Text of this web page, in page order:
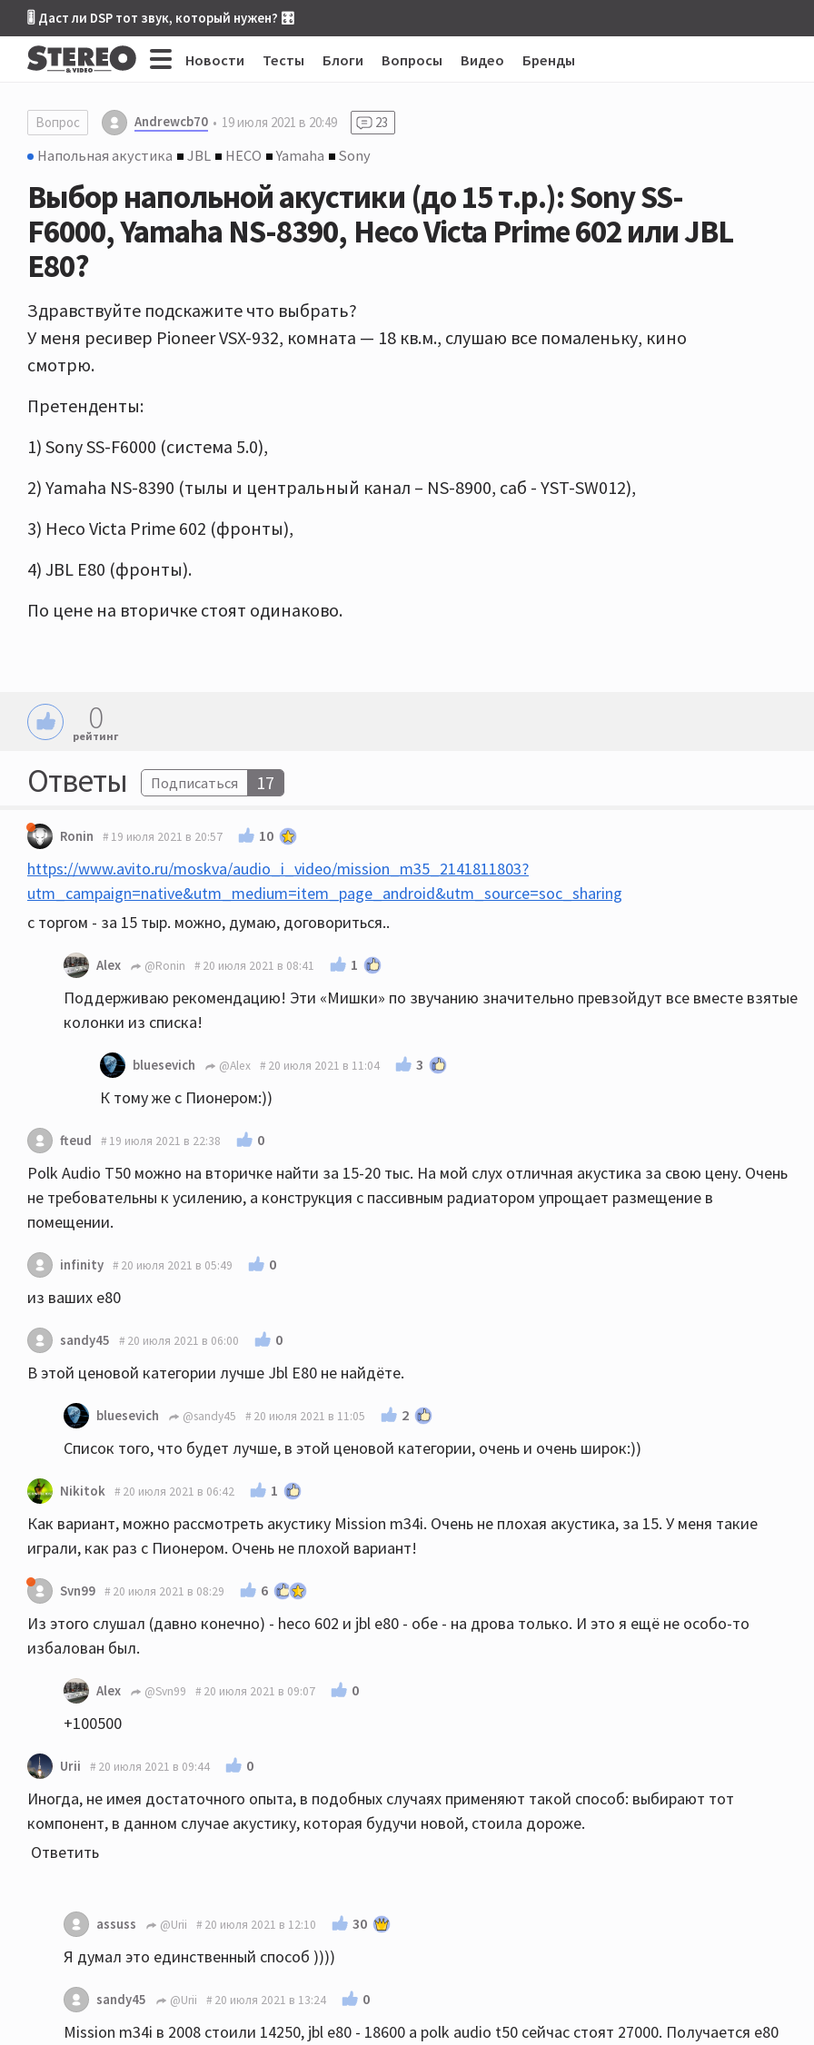
🎚 Даст ли DSP тот звук, который нужен? 🎛
Новости Тесты Блоги Вопросы Видео Бренды
Вопрос Andrewcb70 19 июля 2021 в 20:49 23
Напольная акустика JBL HECO Yamaha Sony
Выбор напольной акустики (до 15 т.р.): Sony SS-
F6000, Yamaha NS-8390, Heco Victa Prime 602 или JBL
E80?
Здравствуйте подскажите что выбрать?
У меня ресивер Pioneer VSX-932, комната — 18 кв.м., слушаю все помаленьку, кино
смотрю.
Претенденты:
1) Sony SS-F6000 (система 5.0),
2) Yamaha NS-8390 (тылы и центральный канал – NS-8900, саб - YST-SW012),
3) Heco Victa Prime 602 (фронты),
4) JBL E80 (фронты).
По цене на вторичке стоят одинаково.
0
рейтинг
Ответы Подписаться 17
Ronin 19 июля 2021 в 20:57 10
https://www.avito.ru/moskva/audio_i_video/mission_m35_2141811803?
utm_campaign=native&utm_medium=item_page_android&utm_source=soc_sharing
с торгом - за 15 тыр. можно, думаю, договориться..
Alex @Ronin 20 июля 2021 в 08:41 1
Поддерживаю рекомендацию! Эти «Мишки» по звучанию значительно превзойдут все вместе взятые
колонки из списка!
bluesevich @Alex 20 июля 2021 в 11:04 3
К тому же с Пионером:))
fteud 19 июля 2021 в 22:38 0
Polk Audio T50 можно на вторичке найти за 15-20 тыс. На мой слух отличная акустика за свою цену. Очень
не требовательны к усилению, а конструкция с пассивным радиатором упрощает размещение в
помещении.
infinity 20 июля 2021 в 05:49 0
из ваших е80
sandy45 20 июля 2021 в 06:00 0
В этой ценовой категории лучше Jbl E80 не найдёте.
bluesevich @sandy45 20 июля 2021 в 11:05 2
Список того, что будет лучше, в этой ценовой категории, очень и очень широк:))
Nikitok 20 июля 2021 в 06:42 1
Как вариант, можно рассмотреть акустику Mission m34i. Очень не плохая акустика, за 15. У меня такие
играли, как раз с Пионером. Очень не плохой вариант!
Svn99 20 июля 2021 в 08:29 6
Из этого слушал (давно конечно) - heco 602 и jbl e80 - обе - на дрова только. И это я ещё не особо-то
избалован был.
Alex @Svn99 20 июля 2021 в 09:07 0
+100500
Urii 20 июля 2021 в 09:44 0
Иногда, не имея достаточного опыта, в подобных случаях применяют такой способ: выбирают тот
компонент, в данном случае акустику, которая будучи новой, стоила дороже.
Ответить
assuss @Urii 20 июля 2021 в 12:10 30
Я думал это единственный способ ))))
sandy45 @Urii 20 июля 2021 в 13:24 0
Mission m34i в 2008 стоили 14250, jbl e80 - 18600 а polk audio t50 сейчас стоят 27000. Получается е80